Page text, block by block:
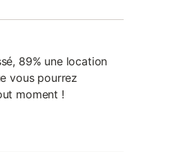
89% une location
vous pourrez
moment !